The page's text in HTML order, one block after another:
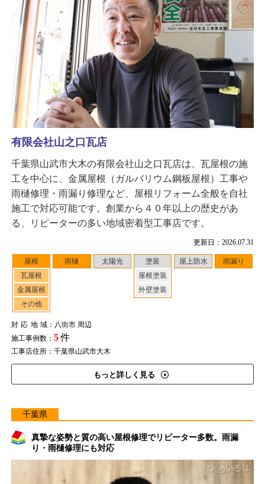
更新日：2026.07.31
屋根
瓦屋根
金属屋根
その他
雨樋 太陽光
塗装
屋根塗装
外壁塗装
屋上防水 雨漏り
対応地域：八街市 周辺
施工事例数： 5件
工事店住所：千葉県山武市大木
もっと詳しく見る
有限会社山之口瓦店
千葉県山武市大木の有限会社山之口瓦店は、瓦屋根の施
工を中心に、金属屋根（ガルバリウム鋼板屋根）工事や
雨樋修理・雨漏り修理など、屋根リフォーム全般を自社
施工で対応可能です。創業から４０年以上の歴史があ
る、リピーターの多い地域密着型工事店です。
千葉県
真摯な姿勢と質の高い屋根修理でリピーター多数。雨漏
り・雨樋修理にも対応